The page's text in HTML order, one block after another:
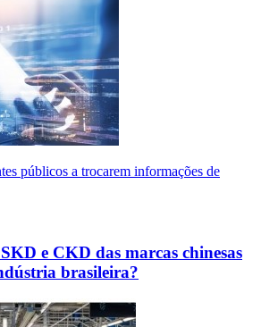
públicos a trocarem informações de
e CKD das marcas chinesas
brasileira?